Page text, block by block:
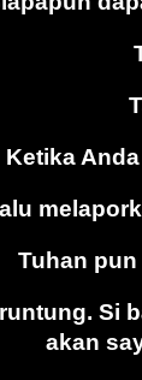
Ketika
Tuhan
Si
akan